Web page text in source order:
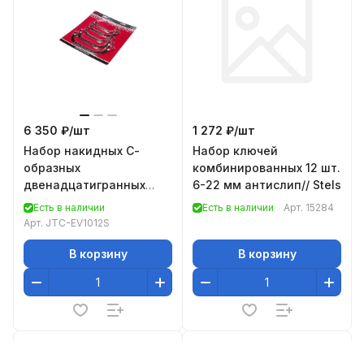
6 350 ₽/шт
Набор накидных С-
образных
двенадцатигранных
ключей 10-18мм 5шт
JTC-EV1012S
Есть в наличии
Арт. JTC-EV1012S
В корзину
1 272 ₽/шт
Набор ключей
комбинированных 12 шт.
6-22 мм антислип// Stels
Есть в наличии Арт. 15284
В корзину